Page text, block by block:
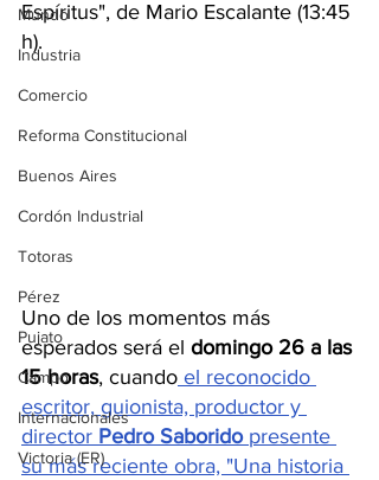
Mundo
Industria
Comercio
Reforma Constitucional
Buenos Aires
Cordón Industrial
Totoras
Pérez
Pujato
Campo
Internacionales
Victoria (ER)
Espíritus", de Mario Escalante (13:45
h).
Uno de los momentos más
esperados será el domingo 26 a las
15 horas, cuando el reconocido
escritor, guionista, productor y
director Pedro Saborido presente
su más reciente obra, "Una historia